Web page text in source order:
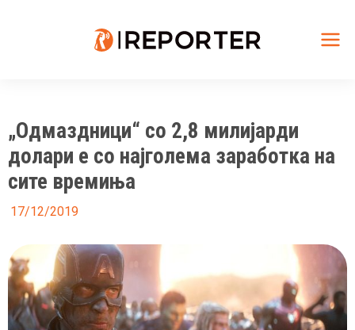
„Одмаздници“ со 2,8 милијарди
долари е со најголема заработка на
сите времиња
17/12/2019